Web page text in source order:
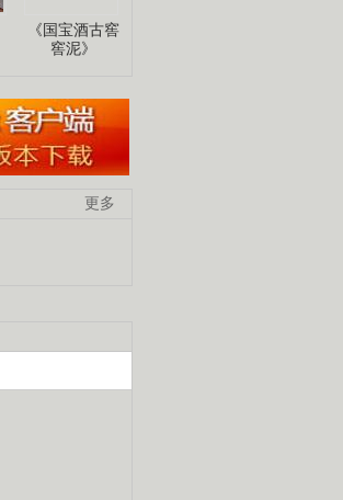
《国宝酒古窖
窖泥》
更多